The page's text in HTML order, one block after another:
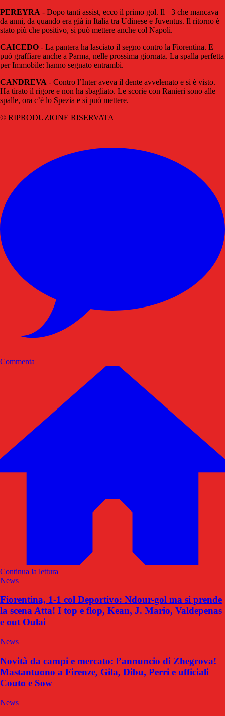
PEREYRA - Dopo tanti assist, ecco il primo gol. Il +3 che mancava
da anni, da quando era già in Italia tra Udinese e Juventus. Il ritorno è
stato più che positivo, si può mettere anche col Napoli.
CAICEDO - La pantera ha lasciato il segno contro la Fiorentina. E
può graffiare anche a Parma, nelle prossima giornata. La spalla perfetta
per Immobile: hanno segnato entrambi.
CANDREVA - Contro l’Inter aveva il dente avvelenato e si è visto.
Ha tirato il rigore e non ha sbagliato. Le scorie con Ranieri sono alle
spalle, ora c’è lo Spezia e si può mettere.
© RIPRODUZIONE RISERVATA
Commenta
Continua la lettura
News
Fiorentina, 1-1 col Deportivo: Ndour-gol ma si prende
la scena Atta! I top e flop, Kean, J. Mario, Valdepenas
e out Oulai
News
Novità da campi e mercato: l’annuncio di Zhegrova!
Mastantuono a Firenze, Gila, Dibu, Perri e ufficiali
Couto e Sow
News